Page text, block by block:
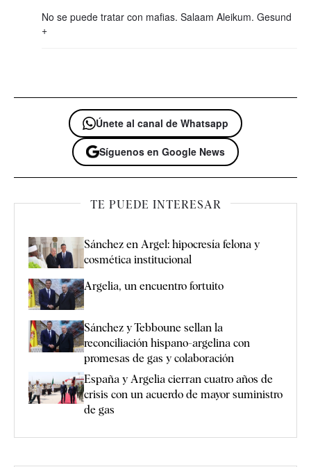
No se puede tratar con mafias. Salaam Aleikum. Gesund
+
Únete al canal de Whatsapp
Síguenos en Google News
TE PUEDE INTERESAR
Sánchez en Argel: hipocresía felona y
cosmética institucional
Argelia, un encuentro fortuito
Sánchez y Tebboune sellan la
reconciliación hispano-argelina con
promesas de gas y colaboración
España y Argelia cierran cuatro años de
crisis con un acuerdo de mayor suministro
de gas